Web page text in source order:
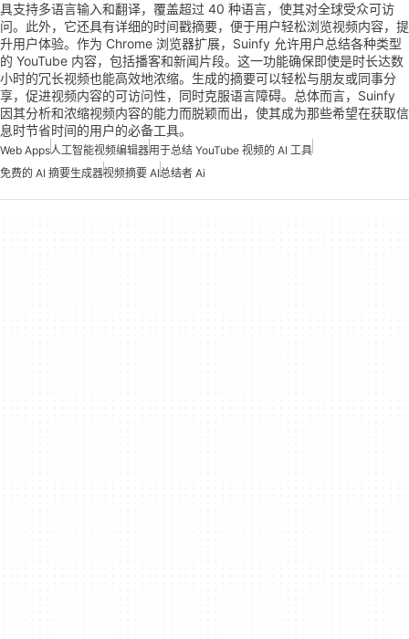
具支持多语言输入和翻译，覆盖超过 40 种语言，使其对全球受众可访
问。此外，它还具有详细的时间戳摘要，便于用户轻松浏览视频内容，提
升用户体验。作为 Chrome 浏览器扩展，Suinfy 允许用户总结各种类型
的 YouTube 内容，包括播客和新闻片段。这一功能确保即使是时长达数
小时的冗长视频也能高效地浓缩。生成的摘要可以轻松与朋友或同事分
享，促进视频内容的可访问性，同时克服语言障碍。总体而言，Suinfy
因其分析和浓缩视频内容的能力而脱颖而出，使其成为那些希望在获取信
息时节省时间的用户的必备工具。
Web Apps人工智能视频编辑器用于总结 YouTube 视频的 AI 工具
免费的 AI 摘要生成器视频摘要 AI总结者 Ai